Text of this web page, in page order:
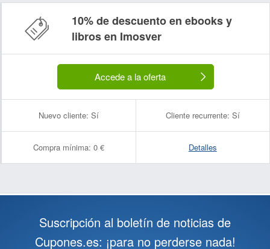
10% de descuento en ebooks y
libros en Imosver
Accede a la oferta
Nuevo cliente: Sí Cliente recurrente: Sí
Compra mínima: 0 € Detalles
Suscripción al boletín de noticias de
Cupones.es: ¡para no perderse nada!